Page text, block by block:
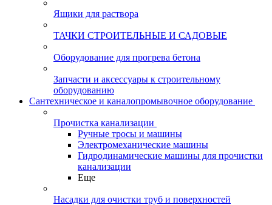
Ящики для раствора
ТАЧКИ СТРОИТЕЛЬНЫЕ И САДОВЫЕ
Оборудование для прогрева бетона
Запчасти и аксессуары к строительному
оборудованию
Сантехническое и каналопромывочное оборудование
Прочистка канализации
Ручные тросы и машины
Электромеханические машины
Гидродинамические машины для прочистки
канализации
Еще
Насадки для очистки труб и поверхностей